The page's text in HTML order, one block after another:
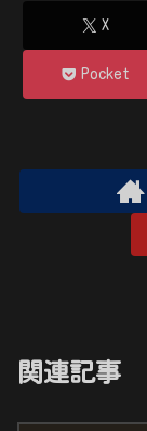
X
Pocket
関連記事